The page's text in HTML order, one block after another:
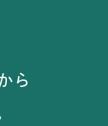
ら